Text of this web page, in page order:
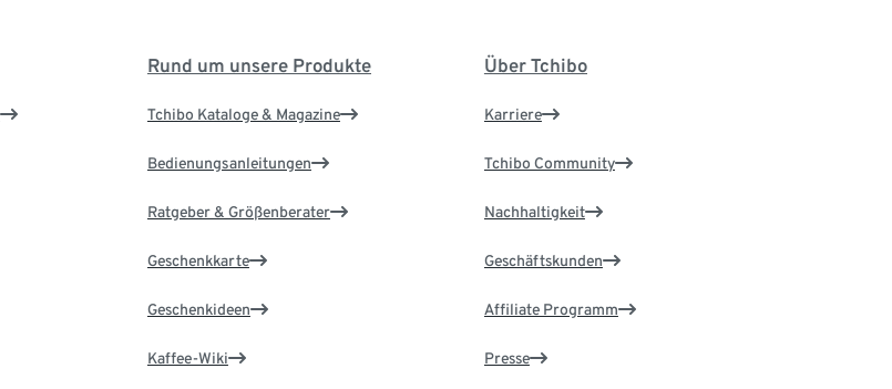
Rund um unsere Produkte
Tchibo Kataloge & Magazine
Bedienungsanleitungen
Ratgeber & Größenberater
Geschenkkarte
Geschenkideen
Kaffee-Wiki
Über Tchibo
Karriere
Tchibo Community
Nachhaltigkeit
Geschäftskunden
Affiliate Programm
Presse